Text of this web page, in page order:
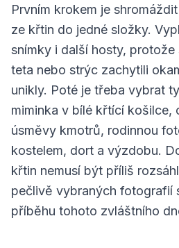
Prvním krokem je
ze křtin do jedné složky.
snímky i další hosty,
teta nebo strýc zachytili
unikly. Poté je třeba vybrat
miminka v bílé křtící košilce,
úsměvy kmotrů, rodinnou
kostelem, dort a výzdobu.
křtin nemusí být příliš
pečlivě vybraných fotografií
příběhu tohoto zvláštního